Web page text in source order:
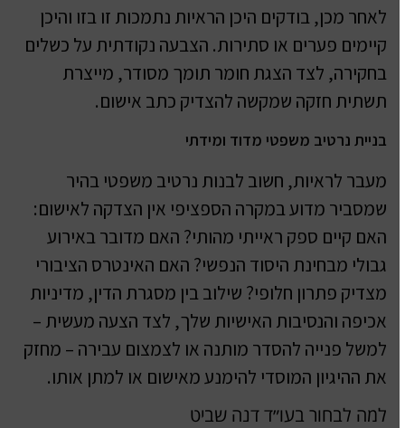
לאחר מכן, בודקים היכן הראיות נתמכות זו בזו והיכן
קיימים פערים או סתירות. הצבעה נקודתית על כשלים
בחקירה, לצד הצגת חומר תומך מסודר, מייצרת
תשתית חזקה שמקשה להצדיק כתב אישום.
בניית נרטיב משפטי מדוד ומידתי
מעבר לראיות, חשוב לבנות נרטיב משפטי בהיר
שמסביר מדוע במקרה הספציפי אין הצדקה לאישום:
האם קיים ספק ראייתי מהותי? האם מדובר באירוע
גבולי מבחינת היסוד הנפשי? האם האינטרס הציבורי
מצדיק פתרון חלופי? שילוב בין מסגרת הדין, מדיניות
אכיפה והנסיבות האישיות שלך, לצד הצעה מעשית –
למשל פנייה להסדר מותנה או לצמצום עבירה – מחזק
את ההיגיון המוסדי להימנע מאישום או למתן אותו.
למה לבחור בעו״ד דנה שביט